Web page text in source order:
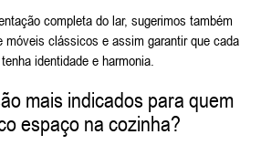
completa do lar, sugerimos também
móveis clássicos e assim garantir que cada
identidade e harmonia.
mais indicados para quem
espaço na cozinha?